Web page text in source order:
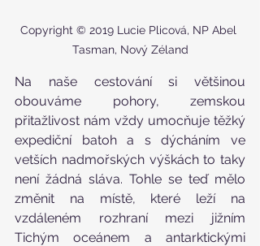
Copyright © 2019 Lucie Plicová, NP Abel
Tasman, Nový Zéland
Na naše cestování si většinou
obouváme pohory, zemskou
přitažlivost nám vždy umocňuje těžký
expediční batoh a s dýcháním ve
vetších nadmořských výškách to taky
není žádná sláva. Tohle se teď mělo
změnit na místě, které leží na
vzdáleném rozhraní mezi jižním
Tichým oceánem a antarktickými